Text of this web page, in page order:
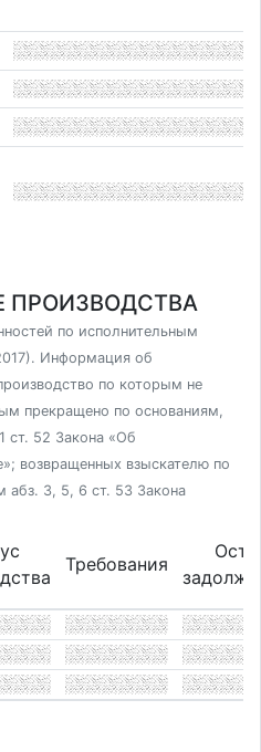
ПРОИЗВОДСТВА
по исполнительным
Информация об
по которым не
прекращено по основаниям,
ст. 52 Закона «Об
возвращенных взыскателю по
абз. 3, 5, 6 ст. 53 Закона
Требования